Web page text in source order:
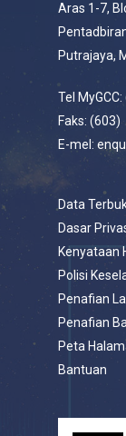
Aras 1-7,
Putrajaya,
Tel
Faks:
E-mel:
Data
Dasar
Kenyataan
Polisi
Penafian
Penafian
Peta
Bantuan